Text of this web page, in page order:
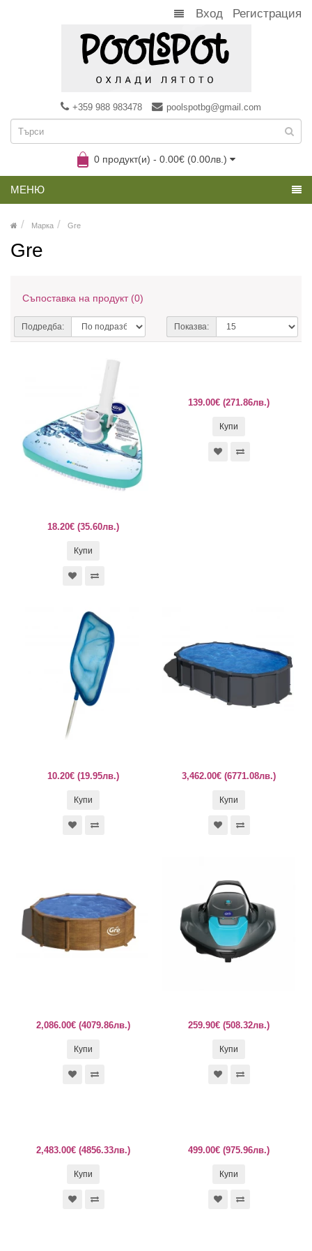
Вход Регистрация
+359 988 983478 poolspotbg@gmail.com
0 продукт(и) - 0.00€ (0.00лв.)
МЕНЮ
Марка Gre
Gre
Съпоставка на продукт (0)
Подредба: Показва:
18.20€ (35.60лв.)
Купи
139.00€ (271.86лв.)
Купи
10.20€ (19.95лв.)
Купи
3,462.00€ (6771.08лв.)
Купи
2,086.00€ (4079.86лв.)
Купи
259.90€ (508.32лв.)
Купи
2,483.00€ (4856.33лв.)
Купи
499.00€ (975.96лв.)
Купи